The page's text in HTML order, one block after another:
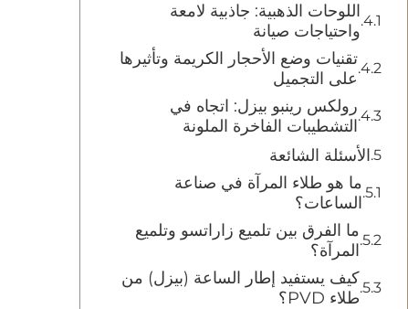
اللوحات الذهبية: جاذبية لامعة
واحتياجات صيانة
تقنيات وضع الأحجار الكريمة وتأثيرها
على التجميل
رولكس رينبو بيزل: اتجاه في
التشطيبات الفاخرة الملونة
الأسئلة الشائعة
ما هو طلاء المرآة في صناعة
الساعات؟
ما الفرق بين تلميع زاراتسو وتلميع
المرآة؟
كيف يستفيد إطار الساعة (بيزل) من
طلاء PVD؟